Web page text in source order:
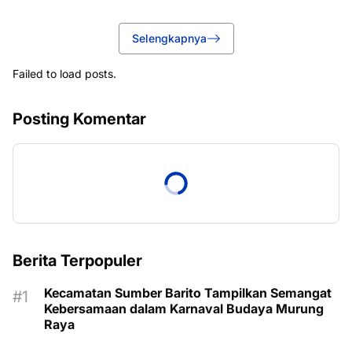
Selengkapnya
Failed to load posts.
Posting Komentar
Berita Terpopuler
Kecamatan Sumber Barito Tampilkan Semangat
Kebersamaan dalam Karnaval Budaya Murung
Raya